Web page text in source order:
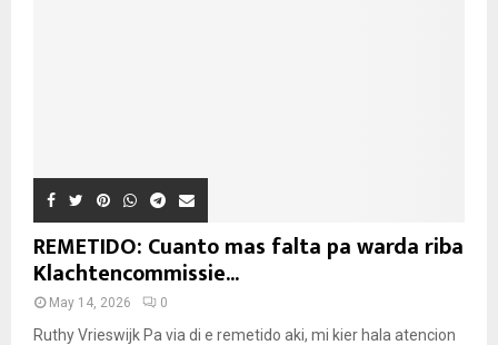
REMETIDO: Cuanto mas falta pa warda riba
Klachtencommissie...
May 14, 2026 0
Ruthy Vrieswijk Pa via di e remetido aki, mi kier hala atencion